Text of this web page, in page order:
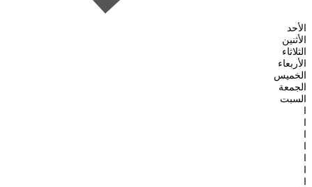
الأحد
الأثنين
الثلاثاء
الأربعاء
الخميس
الجمعة
السبت